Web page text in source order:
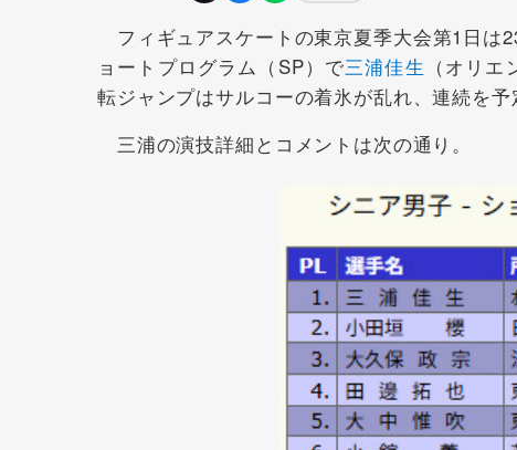
フィギュアスケートの東京夏季大会第1日は
ョートプログラム（SP）で三浦佳生 （オリ
転ジャンプはサルコーの着氷が乱れ、連続を
三浦の演技詳細とコメントは次の通り。